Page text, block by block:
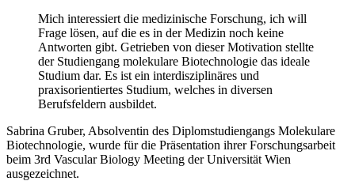
Mich interessiert die medizinische Forschung, ich will
Frage lösen, auf die es in der Medizin noch keine
Antworten gibt. Getrieben von dieser Motivation stellte
der Studiengang molekulare Biotechnologie das ideale
Studium dar. Es ist ein interdisziplinäres und
praxisorientiertes Studium, welches in diversen
Berufsfeldern ausbildet.
Sabrina Gruber, Absolventin des Diplomstudiengangs Molekulare
Biotechnologie, wurde für die Präsentation ihrer Forschungsarbeit
beim 3rd Vascular Biology Meeting der Universität Wien
ausgezeichnet.